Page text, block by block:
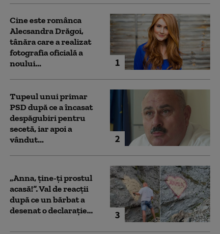
1
Cine este românca
Alecsandra Drăgoi,
tânăra care a realizat
fotografia oficială a
noului...
2
Tupeul unui primar
PSD după ce a încasat
despăgubiri pentru
secetă, iar apoi a
vândut...
3
„Anna, ţine-ţi prostul
acasă!”. Val de reacții
după ce un bărbat a
desenat o declarație...